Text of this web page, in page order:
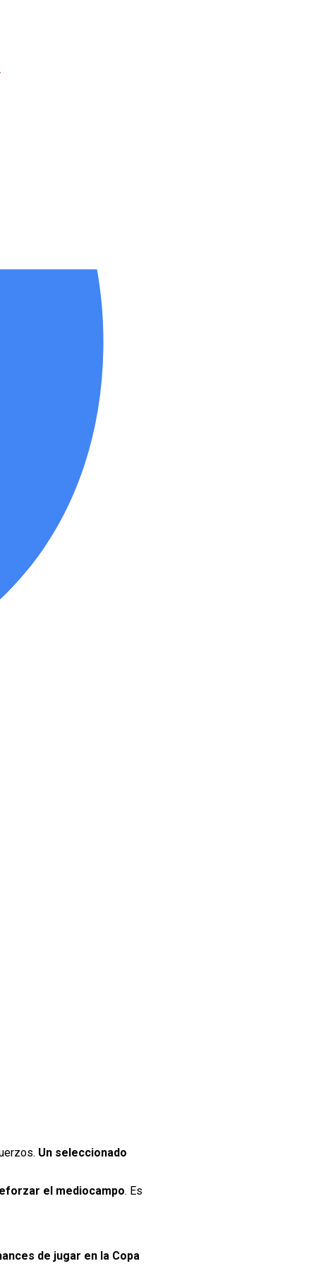
Un seleccionado
el mediocampo. Es
de jugar en la Copa